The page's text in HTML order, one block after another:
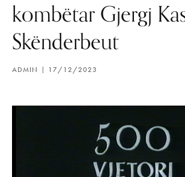
kombëtar Gjergj
Skënderbeut
ADMIN 17/12/2023